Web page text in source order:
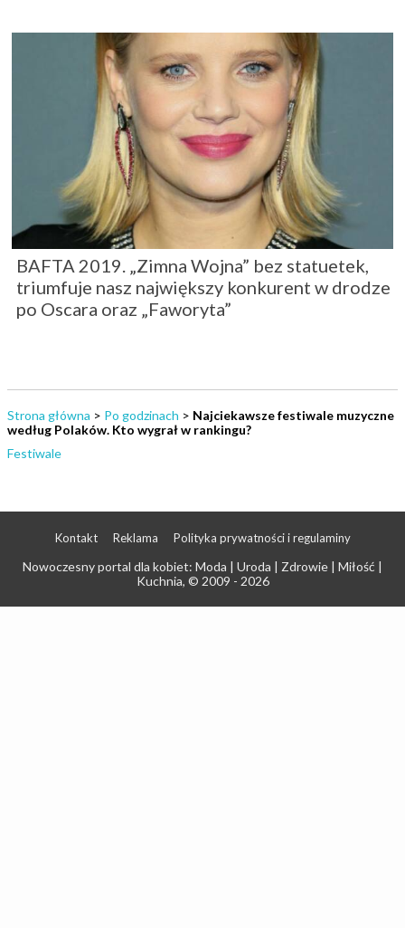
BAFTA 2019. „Zimna Wojna” bez statuetek,
triumfuje nasz największy konkurent w drodze
po Oscara oraz „Faworyta”
Strona główna > Po godzinach > Najciekawsze festiwale muzyczne
według Polaków. Kto wygrał w rankingu?
Festiwale
Kontakt Reklama Polityka prywatności i regulaminy
Nowoczesny portal dla kobiet: Moda | Uroda | Zdrowie | Miłość |
Kuchnia, © 2009 - 2026